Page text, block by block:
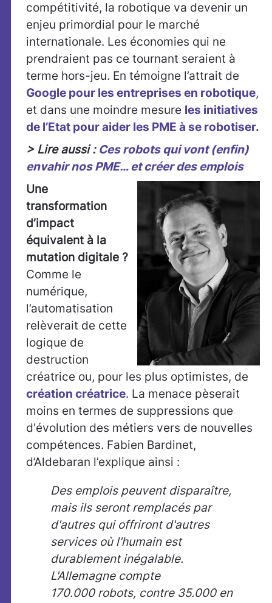
compétitivité, la robotique va devenir un
enjeu primordial pour le marché
internationale. Les économies qui ne
prendraient pas ce tournant seraient à
terme hors-jeu. En témoigne l’attrait de
Google pour les entreprises en robotique,
et dans une moindre mesure les initiatives
de l’Etat pour aider les PME à se robotiser.
> Lire aussi : Ces robots qui vont (enfin)
envahir nos PME… et créer des emplois
Une
transformation
d’impact
équivalent à la
mutation digitale ?
Comme le
numérique,
l’automatisation
relèverait de cette
logique de
destruction
créatrice ou, pour les plus optimistes, de
création créatrice. La menace pèserait
moins en termes de suppressions que
d'évolution des métiers vers de nouvelles
compétences. Fabien Bardinet,
d’Aldebaran l’explique ainsi :
Des emplois peuvent disparaître,
mais ils seront remplacés par
d'autres qui offriront d'autres
services où l'humain est
durablement inégalable.
L'Allemagne compte
170.000 robots, contre 35.000 en